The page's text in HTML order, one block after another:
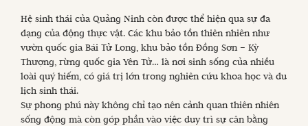
Hệ sinh thái của Quảng Ninh còn được thể hiện qua sự đa
dạng của động thực vật. Các khu bảo tồn thiên nhiên như
vườn quốc gia Bái Tử Long, khu bảo tồn Đồng Sơn – Kỳ
Thượng, rừng quốc gia Yên Tử… là nơi sinh sống của nhiều
loài quý hiếm, có giá trị lớn trong nghiên cứu khoa học và du
lịch sinh thái.
Sự phong phú này không chỉ tạo nên cảnh quan thiên nhiên
sống động mà còn góp phần vào việc duy trì sự cân bằng